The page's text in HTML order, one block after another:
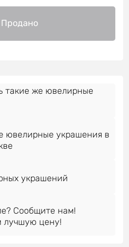
Продано
такие же ювелирные
ювелирные украшения в
Сообщите нам!